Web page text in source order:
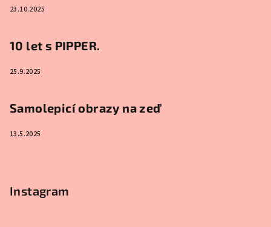
23.10.2025
10 let s PIPPER.
25.9.2025
Samolepicí obrazy na zeď
13.5.2025
Instagram